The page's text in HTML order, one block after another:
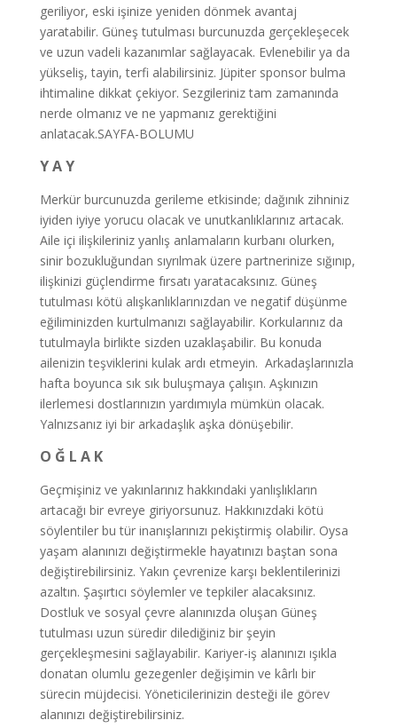
geriliyor, eski işinize yeniden dönmek avantaj
yaratabilir. Güneş tutulması burcunuzda gerçekleşecek
ve uzun vadeli kazanımlar sağlayacak. Evlenebilir ya da
yükseliş, tayin, terfi alabilirsiniz. Jüpiter sponsor bulma
ihtimaline dikkat çekiyor. Sezgileriniz tam zamanında
nerde olmanız ve ne yapmanız gerektiğini
anlatacak.SAYFA-BOLUMU
Y A Y
Merkür burcunuzda gerileme etkisinde; dağınık zihniniz
iyiden iyiye yorucu olacak ve unutkanlıklarınız artacak.
Aile içi ilişkileriniz yanlış anlamaların kurbanı olurken,
sinir bozukluğundan sıyrılmak üzere partnerinize sığınıp,
ilişkinizi güçlendirme fırsatı yaratacaksınız. Güneş
tutulması kötü alışkanlıklarınızdan ve negatif düşünme
eğiliminizden kurtulmanızı sağlayabilir. Korkularınız da
tutulmayla birlikte sizden uzaklaşabilir. Bu konuda
ailenizin teşviklerini kulak ardı etmeyin. Arkadaşlarınızla
hafta boyunca sık sık buluşmaya çalışın. Aşkınızın
ilerlemesi dostlarınızın yardımıyla mümkün olacak.
Yalnızsanız iyi bir arkadaşlık aşka dönüşebilir.
O Ğ L A K
Geçmişiniz ve yakınlarınız hakkındaki yanlışlıkların
artacağı bir evreye giriyorsunuz. Hakkınızdaki kötü
söylentiler bu tür inanışlarınızı pekiştirmiş olabilir. Oysa
yaşam alanınızı değiştirmekle hayatınızı baştan sona
değiştirebilirsiniz. Yakın çevrenize karşı beklentilerinizi
azaltın. Şaşırtıcı söylemler ve tepkiler alacaksınız.
Dostluk ve sosyal çevre alanınızda oluşan Güneş
tutulması uzun süredir dilediğiniz bir şeyin
gerçekleşmesini sağlayabilir. Kariyer-iş alanınızı ışıkla
donatan olumlu gezegenler değişimin ve kârlı bir
sürecin müjdecisi. Yöneticilerinizin desteği ile görev
alanınızı değiştirebilirsiniz.